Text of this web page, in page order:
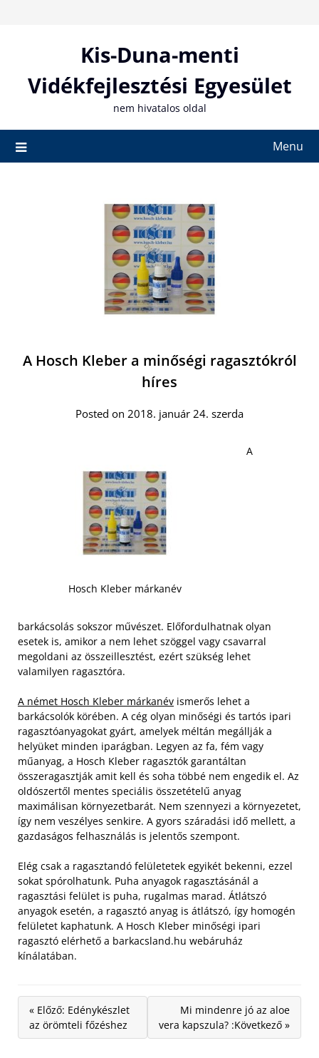
Kis-Duna-menti
Vidékfejlesztési Egyesület
nem hivatalos oldal
Menu
A Hosch Kleber a minőségi ragasztókról
híres
Posted on 2018. január 24. szerda
Hosch Kleber márkanév
A
barkácsolás sokszor művészet. Előfordulhatnak olyan
esetek is, amikor a nem lehet szöggel vagy csavarral
megoldani az összeillesztést, ezért szükség lehet
valamilyen ragasztóra.
A német Hosch Kleber márkanév ismerős lehet a
barkácsolók körében. A cég olyan minőségi és tartós ipari
ragasztóanyagokat gyárt, amelyek méltán megállják a
helyüket minden iparágban. Legyen az fa, fém vagy
műanyag, a Hosch Kleber ragasztók garantáltan
összeragasztják amit kell és soha többé nem engedik el. Az
oldószertől mentes speciális összetételű anyag
maximálisan környezetbarát. Nem szennyezi a környezetet,
így nem veszélyes senkire. A gyors száradási idő mellett, a
gazdaságos felhasználás is jelentős szempont.
Elég csak a ragasztandó felületetek egyikét bekenni, ezzel
sokat spórolhatunk. Puha anyagok ragasztásánál a
ragasztási felület is puha, rugalmas marad. Átlátszó
anyagok esetén, a ragasztó anyag is átlátszó, így homogén
felületet kaphatunk. A Hosch Kleber minőségi ipari
ragasztó elérhető a barkacsland.hu webáruház
kínálatában.
« Előző: Edénykészlet
az örömteli főzéshez
Mi mindenre jó az aloe
vera kapszula? :Következő »